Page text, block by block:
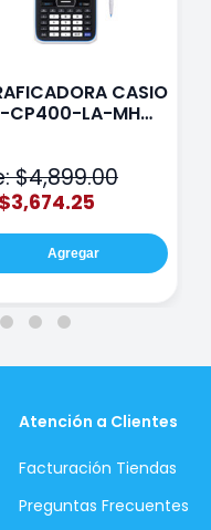
CASIO
CP400-LA-MH
$4,899.00
$3,674.25
Agregar
Atención a Clientes
Facturación Tiendas
Preguntas Frecuentes